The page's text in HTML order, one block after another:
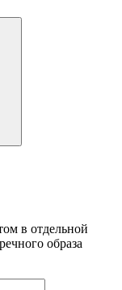
в отдельной
образа